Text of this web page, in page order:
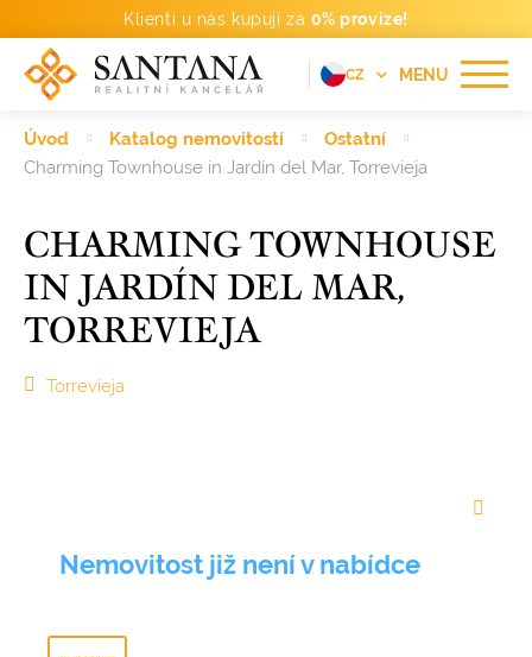
Klienti u nás kupují za 0% provize!
MENU
CZ
FR
PT
RU
Úvod Katalog nemovitostí
Ostatní
Charming Townhouse in Jardín del Mar, Torrevieja
CHARMING TOWNHOUSE
IN JARDÍN DEL MAR,
TORREVIEJA
Torrevieja
Nemovitost již není v nabídce